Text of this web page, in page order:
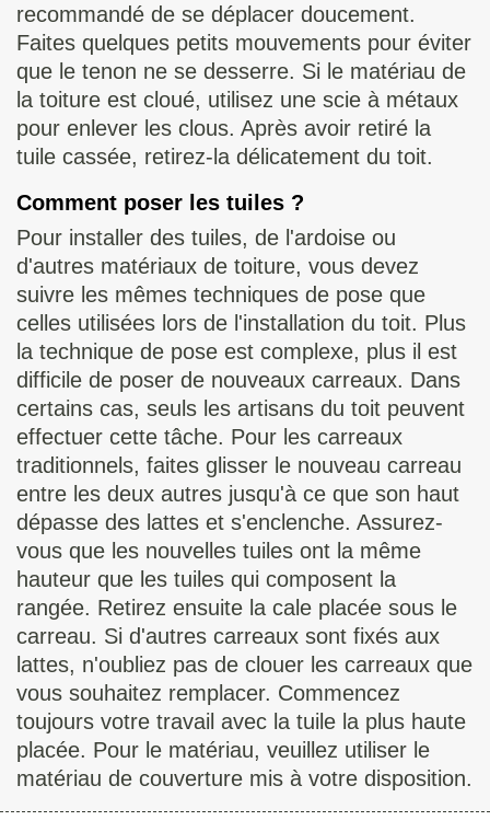
recommandé de se déplacer doucement.
Faites quelques petits mouvements pour éviter
que le tenon ne se desserre. Si le matériau de
la toiture est cloué, utilisez une scie à métaux
pour enlever les clous. Après avoir retiré la
tuile cassée, retirez-la délicatement du toit.
Comment poser les tuiles ?
Pour installer des tuiles, de l'ardoise ou
d'autres matériaux de toiture, vous devez
suivre les mêmes techniques de pose que
celles utilisées lors de l'installation du toit. Plus
la technique de pose est complexe, plus il est
difficile de poser de nouveaux carreaux. Dans
certains cas, seuls les artisans du toit peuvent
effectuer cette tâche. Pour les carreaux
traditionnels, faites glisser le nouveau carreau
entre les deux autres jusqu'à ce que son haut
dépasse des lattes et s'enclenche. Assurez-
vous que les nouvelles tuiles ont la même
hauteur que les tuiles qui composent la
rangée. Retirez ensuite la cale placée sous le
carreau. Si d'autres carreaux sont fixés aux
lattes, n'oubliez pas de clouer les carreaux que
vous souhaitez remplacer. Commencez
toujours votre travail avec la tuile la plus haute
placée. Pour le matériau, veuillez utiliser le
matériau de couverture mis à votre disposition.